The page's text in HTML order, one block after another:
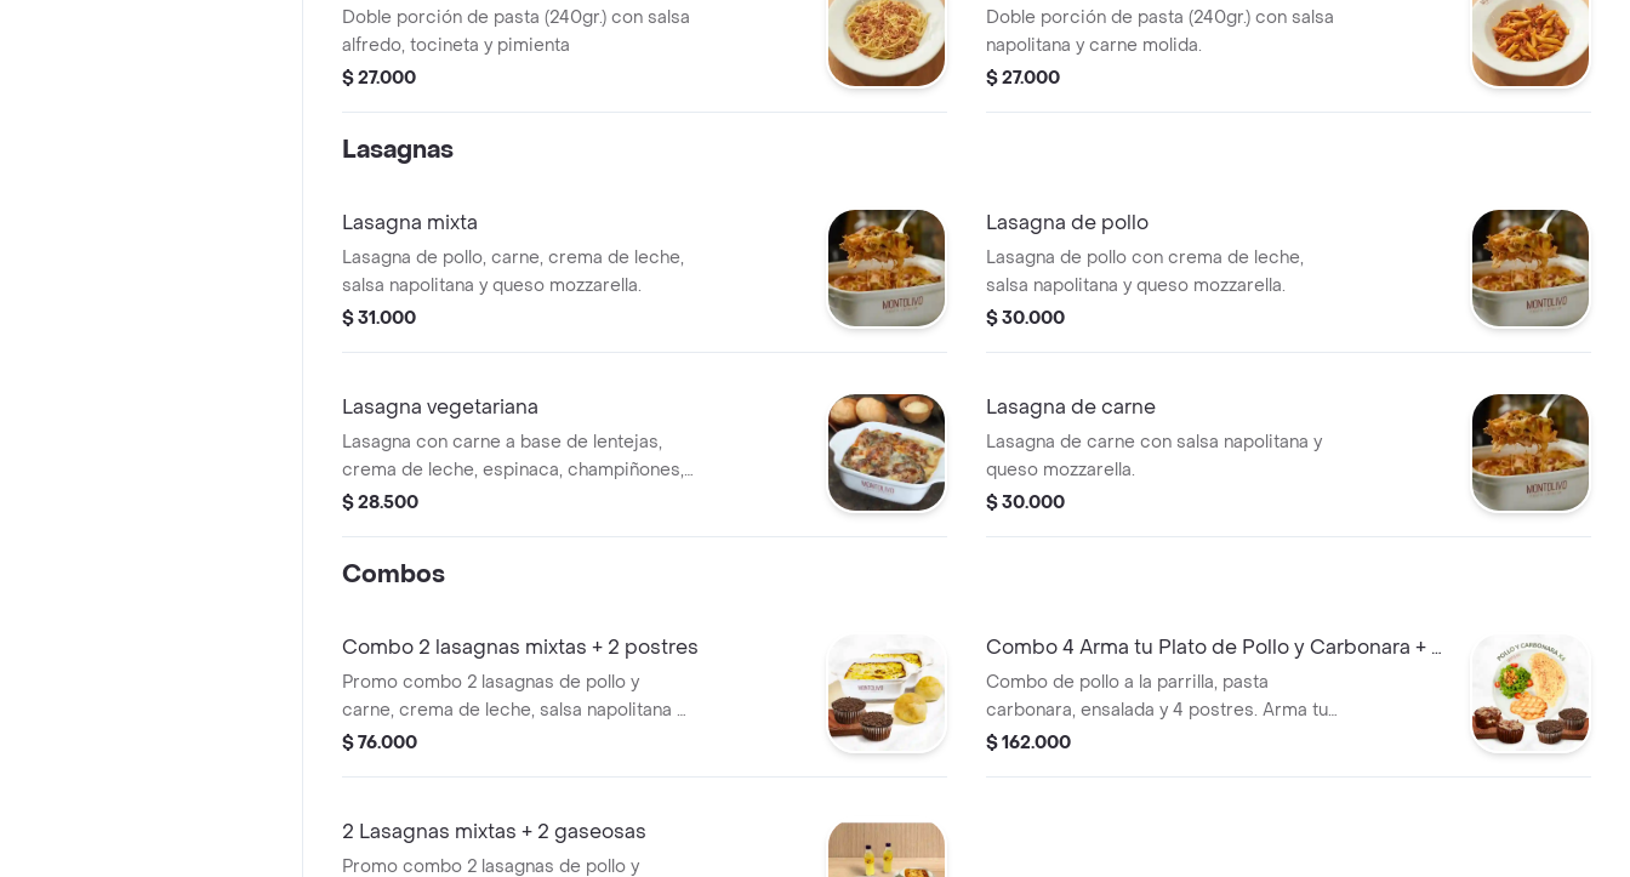
Doble porción de pasta (240gr.) con salsa
alfredo, tocineta y pimienta
$ 27.000
Doble porción de pasta (240gr.) con salsa
napolitana y carne molida.
$ 27.000
Lasagnas
Lasagna mixta
Lasagna de pollo, carne, crema de leche,
salsa napolitana y queso mozzarella.
$ 31.000
Lasagna de pollo
Lasagna de pollo con crema de leche,
salsa napolitana y queso mozzarella.
$ 30.000
Lasagna vegetariana
Lasagna con carne a base de lentejas,
crema de leche, espinaca, champiñones,
semillas de girasol y queso mozzarella.
$ 28.500
Lasagna de carne
Lasagna de carne con salsa napolitana y
queso mozzarella.
$ 30.000
Combos
Combo 2 lasagnas mixtas + 2 postres
Promo combo 2 lasagnas de pollo y
carne, crema de leche, salsa napolitana y
queso mozzarella acompañadas de 2
$ 76.000
Combo 4 Arma tu Plato de Pollo y Carbonara + 4
Postres
Combo de pollo a la parrilla, pasta
carbonara, ensalada y 4 postres. Arma tu
plato ideal.
$ 162.000
2 Lasagnas mixtas + 2 gaseosas
Promo combo 2 lasagnas de pollo y